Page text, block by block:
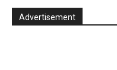
Advertisement